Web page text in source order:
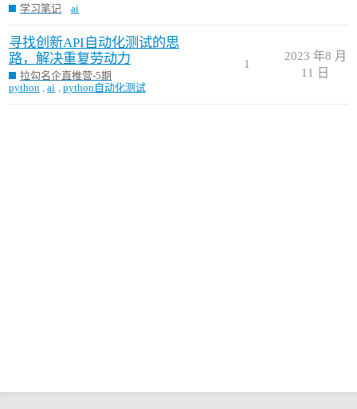
学习笔记 ai
寻找创新API自动化测试的思
路，解决重复劳动力
拉勾名企直推营-5期
python ,ai , python自动化测试
1
2023 年8 月
11 日